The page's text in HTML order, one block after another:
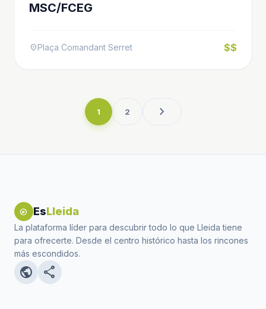
MSC/FCEG
location_onPlaça Comandant Serret $$
1 2 chevron_right
explore EsLleida
La plataforma líder para descubrir todo lo que Lleida tiene
para ofrecerte. Desde el centro histórico hasta los rincones
más escondidos.
public share